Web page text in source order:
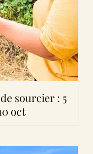
sourcier : 5
oct